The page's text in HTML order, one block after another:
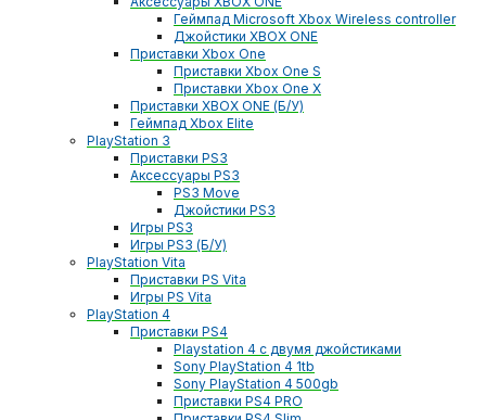
Геймпад Microsoft Xbox Wireless controller
Джойстики XBOX ONE
Приставки Xbox One
Приставки Xbox One S
Приставки Xbox One X
Приставки XBOX ONE (Б/У)
Геймпад Xbox Elite
PlayStation 3
Приставки PS3
Аксессуары PS3
PS3 Move
Джойстики PS3
Игры PS3
Игры PS3 (Б/У)
PlayStation Vita
Приставки PS Vita
Игры PS Vita
PlayStation 4
Приставки PS4
Playstation 4 с двумя джойстиками
Sony PlayStation 4 1tb
Sony PlayStation 4 500gb
Приставки PS4 PRO